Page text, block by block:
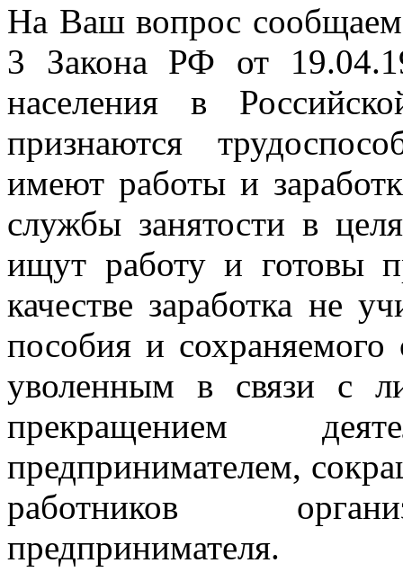
На Ваш вопрос сообщаем,
3 Закона РФ от
населения в
признаются
имеют работы и
службы занятости в
ищут работу и готовы
качестве заработка не
пособия и сохраняемого
уволенным в связи с
прекращением
предпринимателем,
работников
предпринимателя.